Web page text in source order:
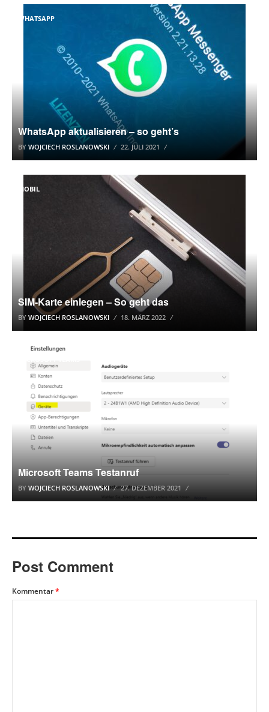
WHATSAPP
WhatsApp aktualisieren – so geht’s
BY WOJCIECH ROSLANOWSKI 22. JULI 2021
MOBIL
SIM-Karte einlegen – So geht das
BY WOJCIECH ROSLANOWSKI 18. MÄRZ 2022
Microsoft Teams Testanruf
BY WOJCIECH ROSLANOWSKI 27. DEZEMBER 2021
Post Comment
Kommentar*